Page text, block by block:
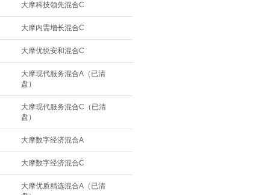
大摩科技领先混合C
大摩内需增长混合C
大摩优悦安和混合C
大摩现代服务混合A（已清
盘）
大摩现代服务混合C（已清
盘）
大摩数字经济混合A
大摩数字经济混合C
大摩优质精选混合A（已清